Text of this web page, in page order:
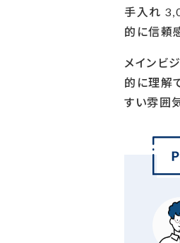
手入れ
的に信頼
メインビ
的に理解
すい雰囲